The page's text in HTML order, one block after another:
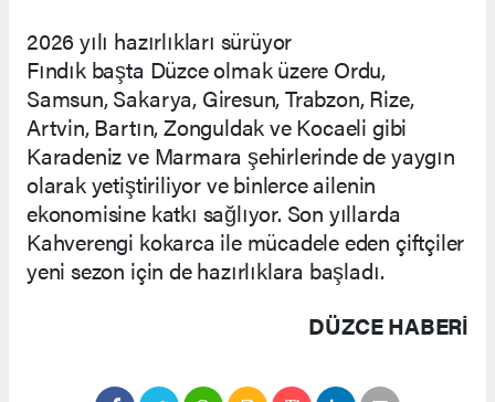
2026 yılı hazırlıkları sürüyor
Fındık başta Düzce olmak üzere Ordu,
Samsun, Sakarya, Giresun, Trabzon, Rize,
Artvin, Bartın, Zonguldak ve Kocaeli gibi
Karadeniz ve Marmara şehirlerinde de yaygın
olarak yetiştiriliyor ve binlerce ailenin
ekonomisine katkı sağlıyor. Son yıllarda
Kahverengi kokarca ile mücadele eden çiftçiler
yeni sezon için de hazırlıklara başladı.
DÜZCE HABERİ